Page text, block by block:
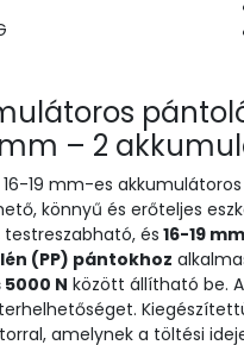
– 2
16-19 mm-es
könnyű és erőteljes
és 16-19 mm
(PP) pántokhoz
5000 N között állítható be.
amelynek a töltési